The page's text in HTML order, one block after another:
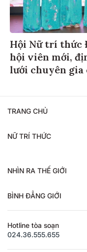
Hội Nữ trí thức
hội viên mới,
lưới chuyên gia
TRANG CHỦ
NỮ TRÍ THỨC
NHÌN RA THẾ GIỚI
BÌNH ĐẲNG GIỚI
Hotline tòa soạn
024.36.555.655